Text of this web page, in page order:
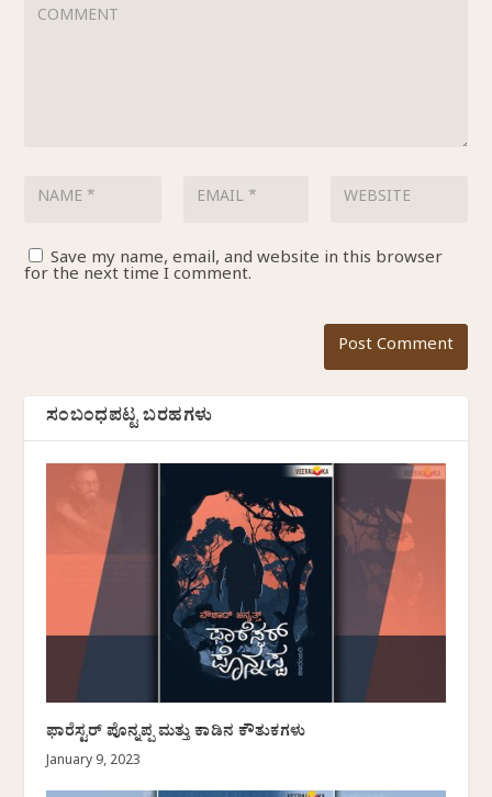
Save my name, email, and website in this browser
for the next time I comment.
ಸಂಬಂಧಪಟ್ಟ ಬರಹಗಳು
ಫಾರೆಸ್ಟರ್‌ ಪೊನ್ನಪ್ಪ ಮತ್ತು ಕಾಡಿನ ಕೌತುಕಗಳು
January 9, 2023